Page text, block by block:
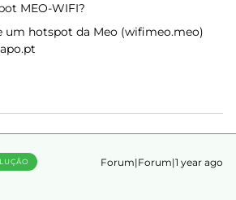
MEO-WIFI?
um hotspot da Meo (wifimeo.meo)
Forum|Forum|1 year ago